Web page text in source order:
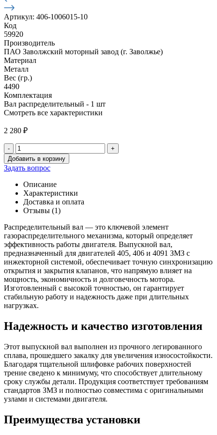
Артикул: 406-1006015-10
Код
59920
Производитель
ПАО Заволжский моторный завод (г. Заволжье)
Материал
Металл
Вес (гр.)
4490
Комплектация
Вал распределительный - 1 шт
Смотреть все характеристики
2 280 ₽
- +
Количество
товара
Вал
распределительный
405,406,4091
инж.
ан.)
выпускной
Добавить в корзину
Задать вопрос
Описание
Характеристики
Доставка и оплата
Отзывы (1)
Распределительный вал — это ключевой элемент
газораспределительного механизма, который определяет
эффективность работы двигателя. Выпускной вал,
предназначенный для двигателей 405, 406 и 4091 ЗМЗ с
инжекторной системой, обеспечивает точную синхронизацию
открытия и закрытия клапанов, что напрямую влияет на
мощность, экономичность и долговечность мотора.
Изготовленный с высокой точностью, он гарантирует
стабильную работу и надежность даже при длительных
нагрузках.
Надежность и качество изготовления
Этот выпускной вал выполнен из прочного легированного
сплава, прошедшего закалку для увеличения износостойкости.
Благодаря тщательной шлифовке рабочих поверхностей
трение сведено к минимуму, что способствует длительному
сроку службы детали. Продукция соответствует требованиям
стандартов ЗМЗ и полностью совместима с оригинальными
узлами и системами двигателя.
Преимущества установки